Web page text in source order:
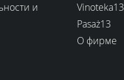
и
Vinoteka13
Pasaż13
О фирме